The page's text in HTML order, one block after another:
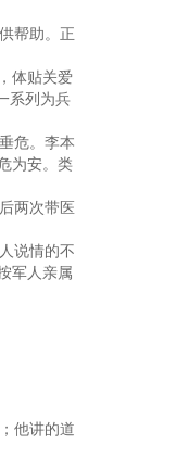
帮助。正
体贴关爱
系列为兵
危。李本
为安。类
两次带医
说情的不
军人亲属
他讲的道